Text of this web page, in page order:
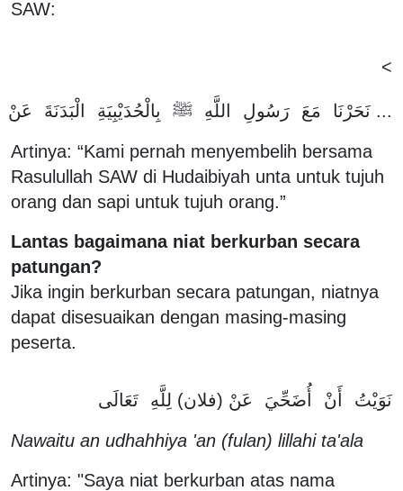
SAW:
>
... نَحَرْنَا مَعَ رَسُولِ اللَّهِ ﷺ بِالْحُدَيْبِيَةِ الْبَدَنَةَ عَنْ
Artinya: “Kami pernah menyembelih bersama
Rasulullah SAW di Hudaibiyah unta untuk tujuh
orang dan sapi untuk tujuh orang.”
Lantas bagaimana niat berkurban secara
patungan?
Jika ingin berkurban secara patungan, niatnya
dapat disesuaikan dengan masing-masing
peserta.
نَوَيْتُ أَنْ أُضَحِّيَ عَنْ (فلان) لِلَّهِ تَعَالَى
Nawaitu an udhahhiya 'an (fulan) lillahi ta'ala
Artinya: "Saya niat berkurban atas nama